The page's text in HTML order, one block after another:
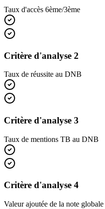
Taux d'accès 6ème/3ème
Critère d'analyse 2
Taux de réussite au DNB
Critère d'analyse 3
Taux de mentions TB au DNB
Critère d'analyse 4
Valeur ajoutée de la note globale